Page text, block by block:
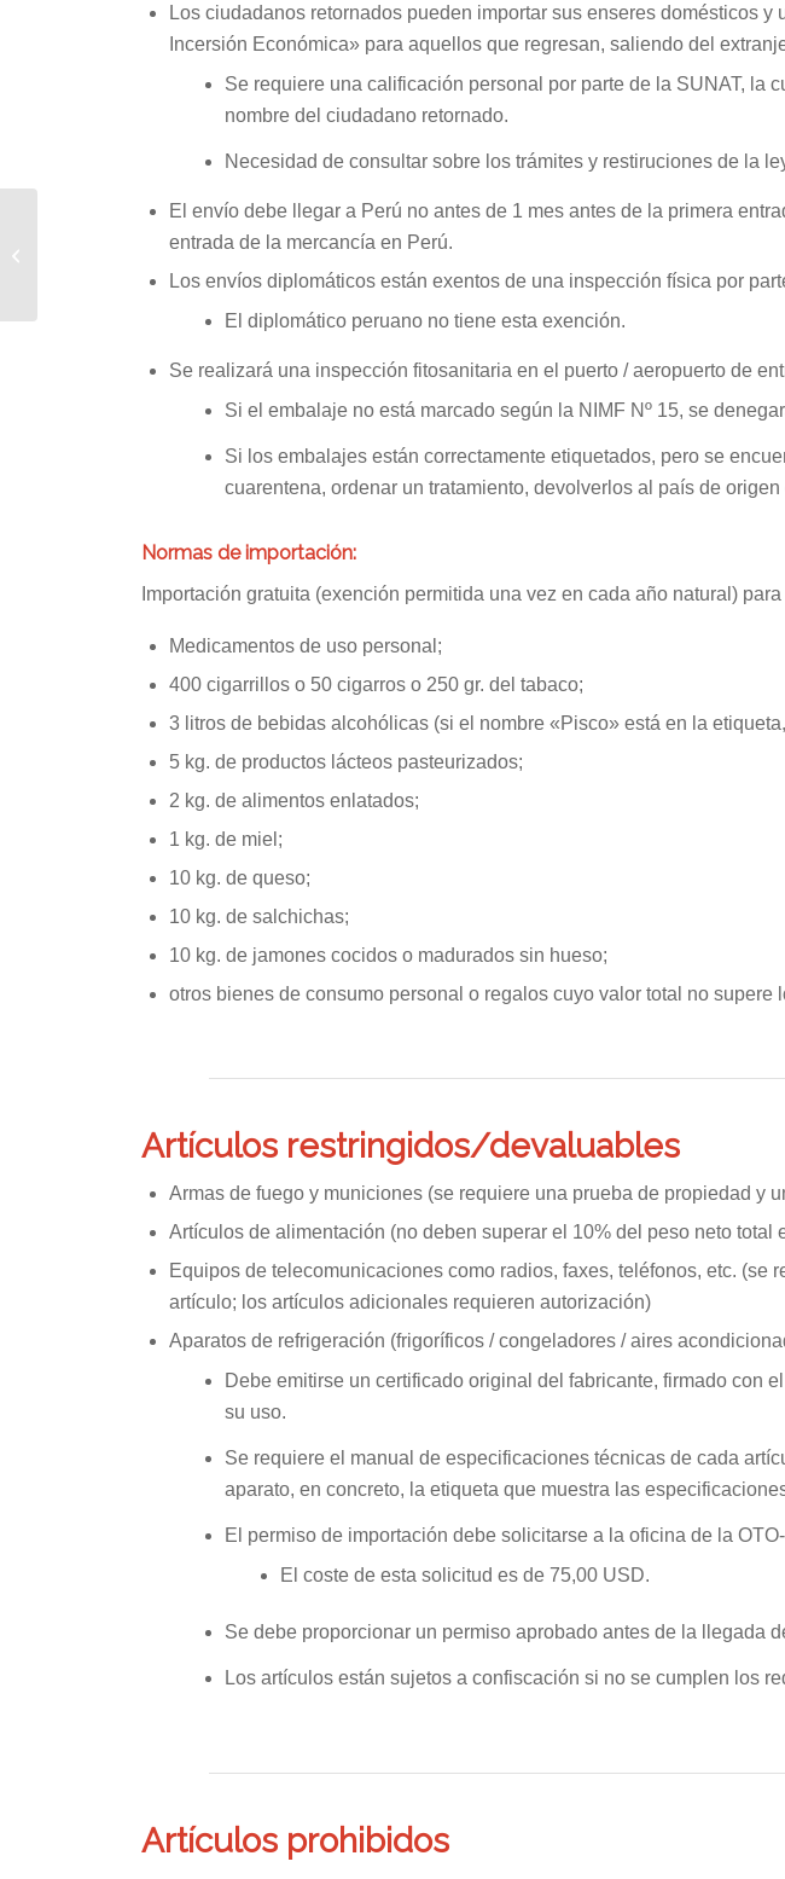
Los ciudadanos retornados pueden importar sus enseres domésticos
Incersión Económica» para aquellos que regresan, saliendo del
Se requiere una calificación personal por parte de la SUNAT, la
nombre del ciudadano retornado.
Necesidad de consultar sobre los trámites y restiruciones de la
El envío debe llegar a Perú no antes de 1 mes antes de la primera
entrada de la mercancía en Perú.
Los envíos diplomáticos están exentos de una inspección física por
El diplomático peruano no tiene esta exención.
Se realizará una inspección fitosanitaria en el puerto / aeropuerto de
Si el embalaje no está marcado según la NIMF Nº 15, se
Si los embalajes están correctamente etiquetados, pero se
cuarentena, ordenar un tratamiento, devolverlos al país de origen
Normas de importación:
Importación gratuita (exención permitida una vez en cada año natural)
Medicamentos de uso personal;
400 cigarrillos o 50 cigarros o 250 gr. del tabaco;
3 litros de bebidas alcohólicas (si el nombre «Pisco» está en la
5 kg. de productos lácteos pasteurizados;
2 kg. de alimentos enlatados;
1 kg. de miel;
10 kg. de queso;
10 kg. de salchichas;
10 kg. de jamones cocidos o madurados sin hueso;
otros bienes de consumo personal o regalos cuyo valor total no supere
Artículos restringidos/devaluables
Armas de fuego y municiones (se requiere una prueba de propiedad
Artículos de alimentación (no deben superar el 10% del peso neto total
Equipos de telecomunicaciones como radios, faxes, teléfonos, etc.
artículo; los artículos adicionales requieren autorización)
Aparatos de refrigeración (frigoríficos / congeladores / aires
Debe emitirse un certificado original del fabricante, firmado con
su uso.
Se requiere el manual de especificaciones técnicas de cada
aparato, en concreto, la etiqueta que muestra las
El permiso de importación debe solicitarse a la oficina de la
El coste de esta solicitud es de 75,00 USD.
Se debe proporcionar un permiso aprobado antes de la llegada
Los artículos están sujetos a confiscación si no se cumplen los
Artículos prohibidos